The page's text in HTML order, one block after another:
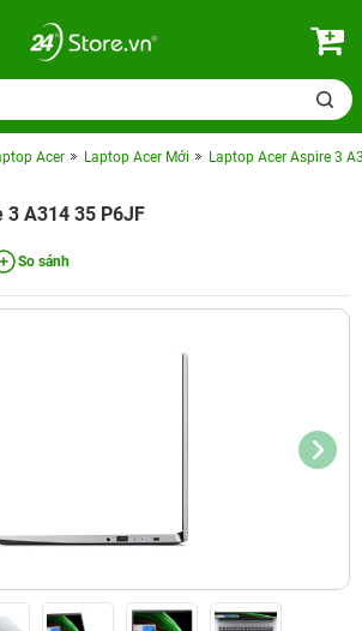
Acer Laptop Acer Mới Laptop Acer Aspire 3
3 A314 35 P6JF
So sánh